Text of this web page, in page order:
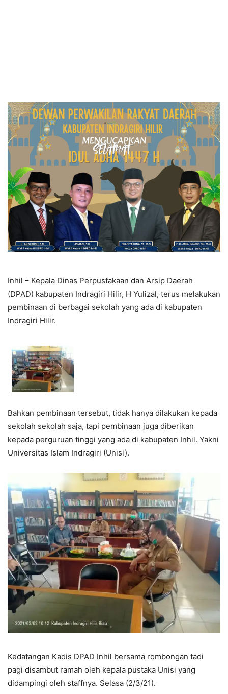
Inhil – Kepala Dinas Perpustakaan dan Arsip Daerah
(DPAD) kabupaten Indragiri Hilir, H Yulizal, terus melakukan
pembinaan di berbagai sekolah yang ada di kabupaten
Indragiri Hilir.
Bahkan pembinaan tersebut, tidak hanya dilakukan kepada
sekolah sekolah saja, tapi pembinaan juga diberikan
kepada perguruan tinggi yang ada di kabupaten Inhil. Yakni
Universitas Islam Indragiri (Unisi).
Kedatangan Kadis DPAD Inhil bersama rombongan tadi
pagi disambut ramah oleh kepala pustaka Unisi yang
didampingi oleh staffnya. Selasa (2/3/21).